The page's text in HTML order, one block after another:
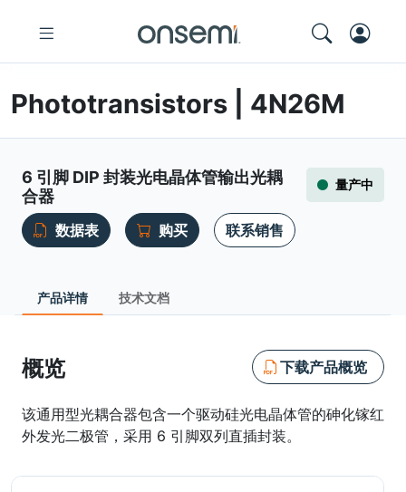
Phototransistors | 4N26M
6 引脚 DIP 封装光电晶体管输出光耦
合器
量产中
数据表 购买 联系销售
产品详情 技术文档
概览 下载产品概览
该通用型光耦合器包含一个驱动硅光电晶体管的砷化镓红
外发光二极管，采用 6 引脚双列直插封装。